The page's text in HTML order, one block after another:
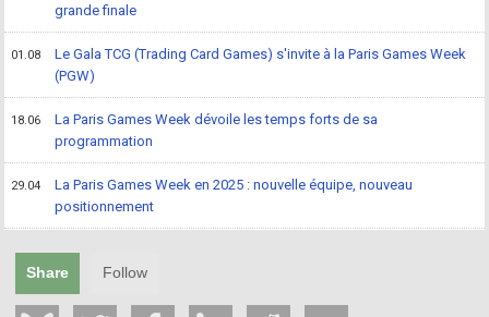
grande finale
01.08
Le Gala TCG (Trading Card Games) s'invite à la Paris Games Week
(PGW)
18.06
La Paris Games Week dévoile les temps forts de sa
programmation
29.04
La Paris Games Week en 2025 : nouvelle équipe, nouveau
positionnement
Share Follow